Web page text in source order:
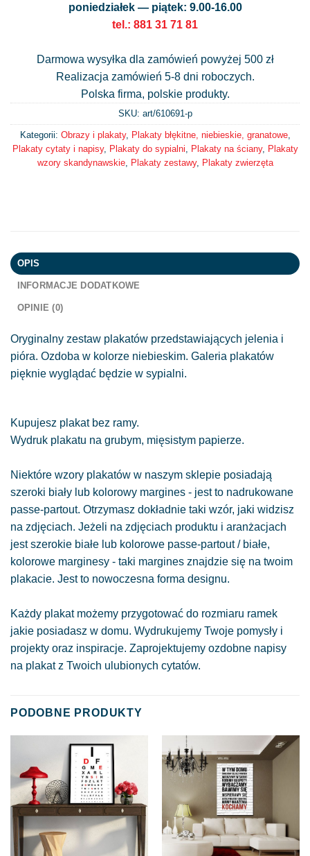
poniedziałek — piątek: 9.00-16.00
tel.: 881 31 71 81
Darmowa wysyłka dla zamówień powyżej 500 zł
Realizacja zamówień 5-8 dni roboczych.
Polska firma, polskie produkty.
SKU: art/610691-p
Kategorii: Obrazy i plakaty, Plakaty błękitne, niebieskie, granatowe,
Plakaty cytaty i napisy, Plakaty do sypialni Plakaty na ściany, Plakaty
wzory skandynawskie, Plakaty zestawy, Plakaty zwierzęta
OPIS
INFORMACJE DODATKOWE
OPINIE (0)
Oryginalny zestaw plakatów przedstawiających jelenia i
pióra. Ozdoba w kolorze niebieskim. Galeria plakatów
pięknie wyglądać będzie w sypialni.
Kupujesz plakat bez ramy.
Wydruk plakatu na grubym, mięsistym papierze.
Niektóre wzory plakatów w naszym sklepie posiadają
szeroki biały lub kolorowy margines - jest to nadrukowane
passe-partout. Otrzymasz dokładnie taki wzór, jaki widzisz
na zdjęciach. Jeżeli na zdjęciach produktu i aranżacjach
jest szerokie białe lub kolorowe passe-partout / białe,
kolorowe marginesy - taki margines znajdzie się na twoim
plakacie. Jest to nowoczesna forma designu.
Każdy plakat możemy przygotować do rozmiaru ramek
jakie posiadasz w domu. Wydrukujemy Twoje pomysły i
projekty oraz inspiracje. Zaprojektujemy ozdobne napisy
na plakat z Twoich ulubionych cytatów.
PODOBNE PRODUKTY